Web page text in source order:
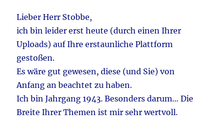
Lieber Herr Stobbe,
ich bin leider erst heute (durch einen Ihrer
Uploads) auf Ihre erstaunliche Plattform
gestoßen.
Es wäre gut gewesen, diese (und Sie) von
Anfang an beachtet zu haben.
Ich bin Jahrgang 1943. Besonders darum… Die
Breite Ihrer Themen ist mir sehr wertvoll.